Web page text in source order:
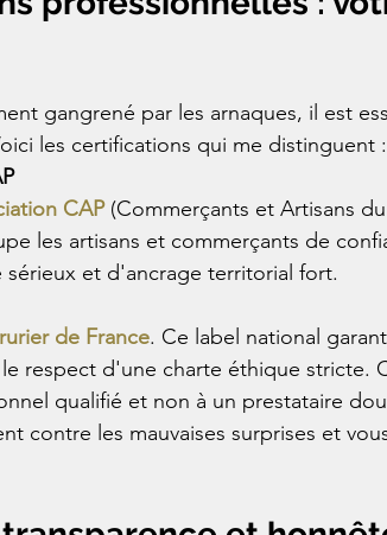
gangrené par les arnaques, il est
les certifications qui me distinguent :
CAP (Commerçants et Artisans du
les artisans et commerçants de
et d'ancrage territorial fort.
de France. Ce label national
respect d'une charte éthique stricte.
qualifié et non à un prestataire
contre les mauvaises surprises et